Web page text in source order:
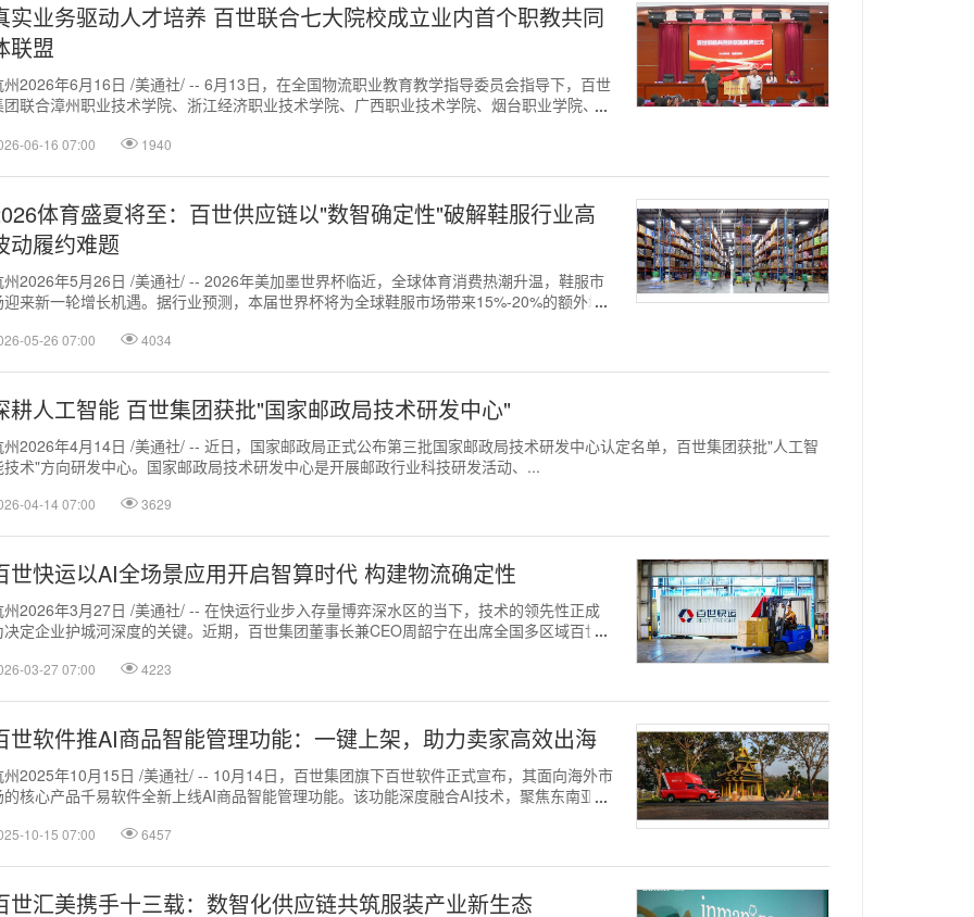
实业务驱动人才培养 百世联合七大院校成立业内首个职教共同
联盟
州2026年6月16日 /美通社/ -- 6月13日，在全国物流职业教育教学指导委员会指导下，百世
团联合漳州职业技术学院、浙江经济职业技术学院、广西职业技术学院、烟台职业学院、宁
06-16 07:00 1940
体育盛夏将至：百世供应链以"数智确定性"破解鞋服行业高
动履约难题
州2026年5月26日 /美通社/ -- 2026年美加墨世界杯临近，全球体育消费热潮升温，鞋服市
迎来新一轮增长机遇。据行业预测，本届世界杯将为全球鞋服市场带来15%-20%的额外增
05-26 07:00 4034
耕人工智能 百世集团获批"国家邮政局技术研发中心"
州2026年4月14日 /美通社/ -- 近日，国家邮政局正式公布第三批国家邮政局技术研发中心认定名单，百世集团获批"人工智
技术"方向研发中心。国家邮政局技术研发中心是开展邮政行业科技研发活动、...
04-14 07:00 3629
世快运以AI全场景应用开启智算时代 构建物流确定性
州2026年3月27日 /美通社/ -- 在快运行业步入存量博弈深水区的当下，技术的领先性正成
决定企业护城河深度的关键。近期，百世集团董事长兼CEO周韶宁在出席全国多区域百世
03-27 07:00 4223
世软件推AI商品智能管理功能：一键上架，助力卖家高效出海
州2025年10月15日 /美通社/ -- 10月14日，百世集团旗下百世软件正式宣布，其面向海外市
的核心产品千易软件全新上线AI商品智能管理功能。该功能深度融合AI技术，聚焦东南亚电
10-15 07:00 6457
世汇美携手十三载：数智化供应链共筑服装产业新生态